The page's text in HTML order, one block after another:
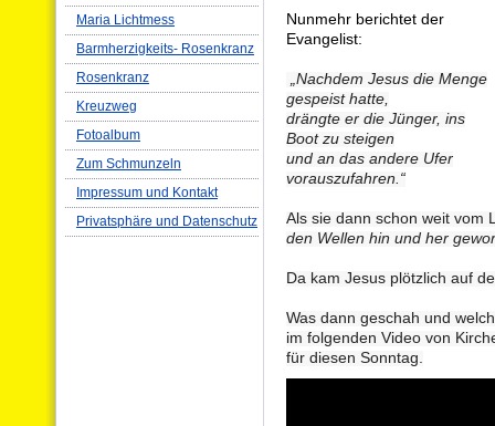
Maria Lichtmess
Barmherzigkeits- Rosenkranz
Rosenkranz
Kreuzweg
Fotoalbum
Zum Schmunzeln
Impressum und Kontakt
Privatsphäre und Datenschutz
Nunmehr berichtet der
Evangelist:
„Nachdem Jesus die Menge
gespeist hatte,
drängte er die Jünger, ins
Boot zu steigen
und an das andere Ufer
vorauszufahren.“
Als sie dann schon weit vom
den Wellen hin und her
Da kam Jesus plötzlich auf
Was dann geschah und
im folgenden Video von
für diesen Sonntag.